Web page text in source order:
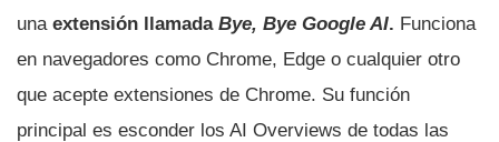
una extensión llamada Bye, Bye Google AI. Funciona
en navegadores como Chrome, Edge o cualquier otro
que acepte extensiones de Chrome. Su función
principal es esconder los AI Overviews de todas las